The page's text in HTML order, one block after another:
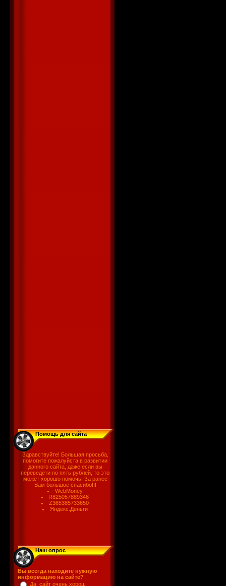
Помощь для сайта
Здравствуйте! Большая просьба,
помогите пожалуйста в развитии
данного сайта, даже если вы
переведети по пять рублей, то это
может хорошо помочь! За ранее
Вам большое спасибо!!!
WebMoney
R825057889346
Z365385733650
Яндекс.Деньги
Наш опрос
Вы всегда находите нужную
информацию на сайте?
Да, сайт очень хорош